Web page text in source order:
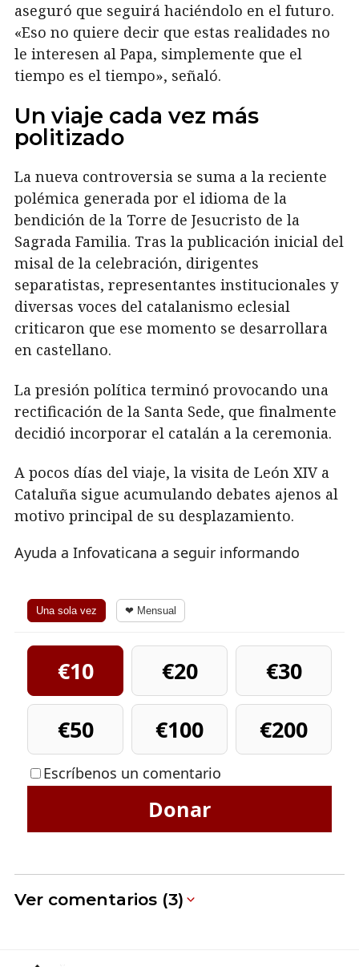
aseguró que seguirá haciéndolo en el futuro.
«Eso no quiere decir que estas realidades no
le interesen al Papa, simplemente que el
tiempo es el tiempo», señaló.
Un viaje cada vez más
politizado
La nueva controversia se suma a la reciente
polémica generada por el idioma de la
bendición de la Torre de Jesucristo de la
Sagrada Familia. Tras la publicación inicial del
misal de la celebración, dirigentes
separatistas, representantes institucionales y
diversas voces del catalanismo eclesial
criticaron que ese momento se desarrollara
en castellano.
La presión política terminó provocando una
rectificación de la Santa Sede, que finalmente
decidió incorporar el catalán a la ceremonia.
A pocos días del viaje, la visita de León XIV a
Cataluña sigue acumulando debates ajenos al
motivo principal de su desplazamiento.
Ayuda a Infovaticana a seguir informando
Una sola vez ❤ Mensual
€10 €20
€30
€50
€100 €200
Escríbenos un comentario
Donar
Ver comentarios (3)